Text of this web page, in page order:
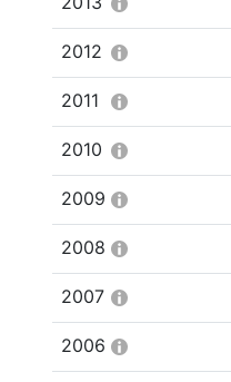
2012
2011
2010
2009
2008
2007
2006